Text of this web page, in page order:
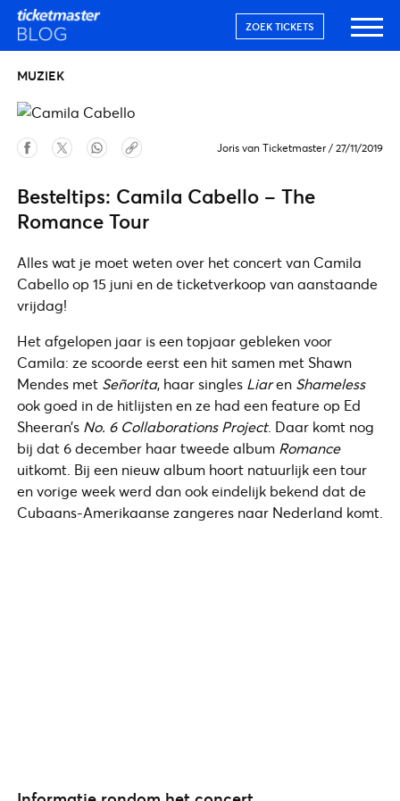
ZOEK TICKETS
MUZIEK
Joris van Ticketmaster / 27/11/2019
Besteltips: Camila Cabello – The
Romance Tour
Alles wat je moet weten over het concert van Camila
Cabello op 15 juni en de ticketverkoop van aanstaande
vrijdag!
Het afgelopen jaar is een topjaar gebleken voor
Camila: ze scoorde eerst een hit samen met Shawn
Mendes met Señorita, haar singles Liaren Shameless
ook goed in de hitlijsten en ze had een feature op Ed
Sheeran’s No. 6 Collaborations Project. Daar komt nog
bij dat 6 december haar tweede album Romance
uitkomt. Bij een nieuw album hoort natuurlijk een tour
en vorige week werd dan ook eindelijk bekend dat de
Cubaans-Amerikaanse zangeres naar Nederland komt.